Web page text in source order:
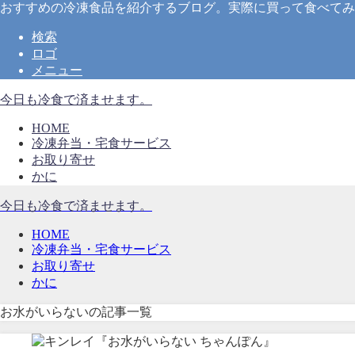
おすすめの冷凍食品を紹介するブログ。実際に買って食べて
検索
ロゴ
メニュー
今日も冷食で済ませます。
HOME
冷凍弁当・宅食サービス
お取り寄せ
かに
今日も冷食で済ませます。
HOME
冷凍弁当・宅食サービス
お取り寄せ
かに
お水がいらないの記事一覧